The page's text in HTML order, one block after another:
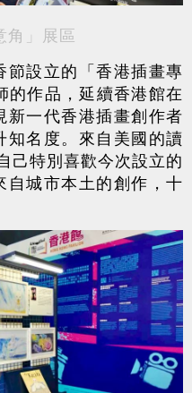
角」展區
節設立的「香港插畫專
的作品，延續香港館在
新一代香港插畫創作者
知名度。來自美國的讀
特別喜歡今次設立的
自城市本土的創作，十